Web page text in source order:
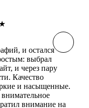
и остался
выбрал
и через пару
Качество
и насыщенные.
внимание на